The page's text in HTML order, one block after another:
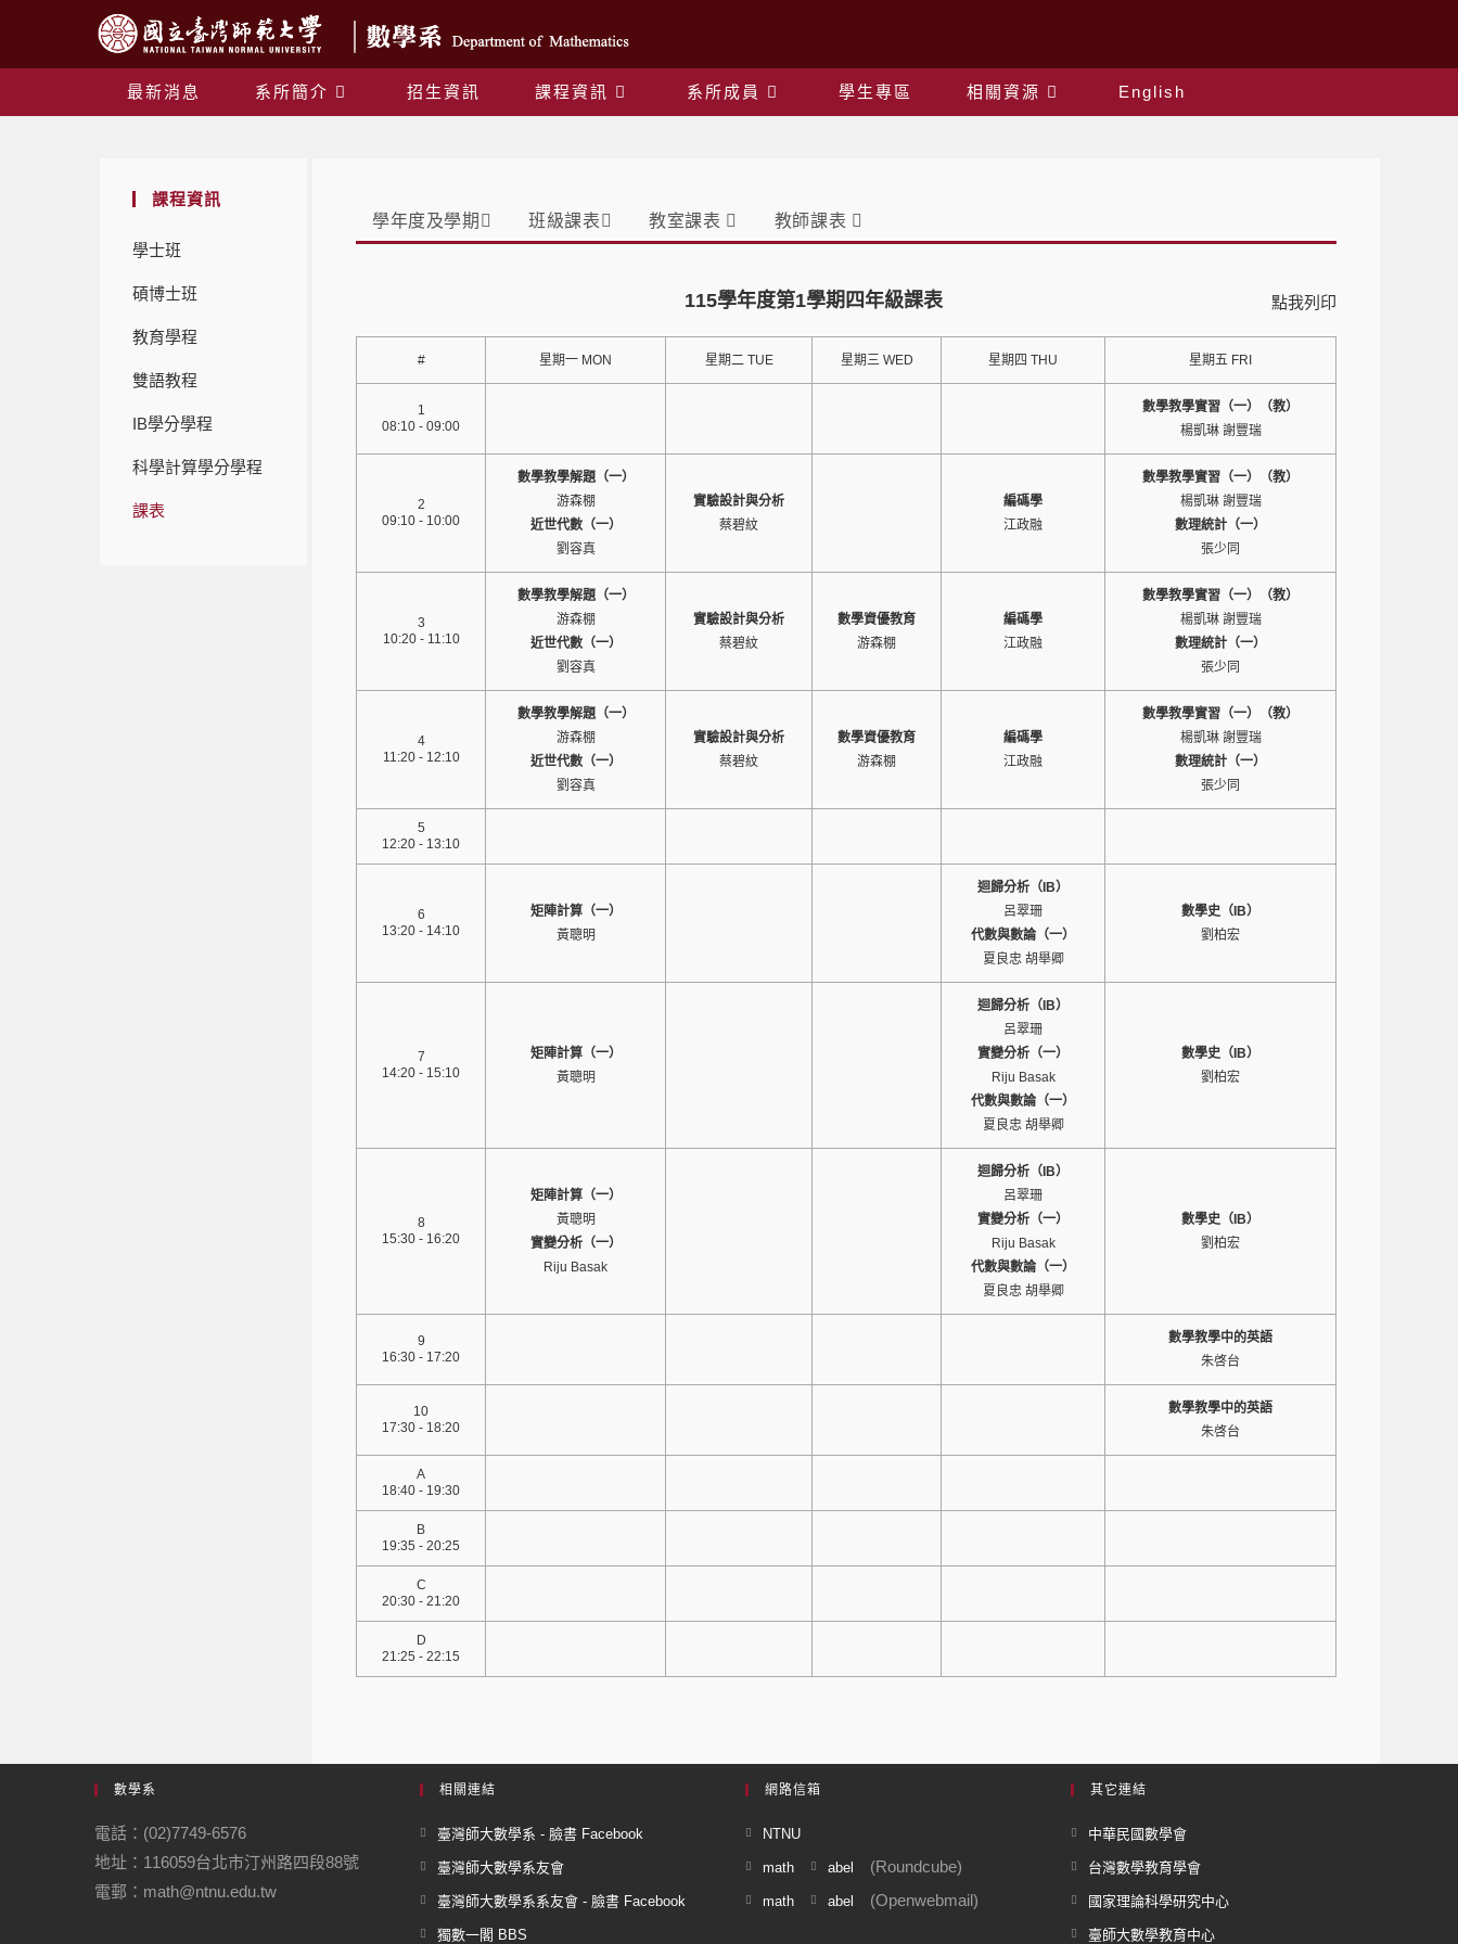
最新消息 系所簡介 招生資訊 課程資訊 系所成員 學生專區 相關資源
English
課程資訊
學士班
碩博士班
教育學程
雙語教程
IB學分學程
科學計算學分學程
課表
學年度及學期 班級課表 教室課表 教師課表
點我列印
115學年度第1學期四年級課表
# 星期一 MON 星期二 TUE 星期三 WED 星期四 THU 星期五 FRI
1
08:10 - 09:00
數學教學實習（一）（教）
楊凱琳 謝豐瑞
2
09:10 - 10:00
數學教學解題（一）
游森棚
近世代數（一）
劉容真
實驗設計與分析
蔡碧紋
編碼學
江政融
數學教學實習（一）（教）
楊凱琳 謝豐瑞
數理統計（一）
張少同
3
10:20 - 11:10
數學教學解題（一）
游森棚
近世代數（一）
劉容真
實驗設計與分析
蔡碧紋
數學資優教育
游森棚
編碼學
江政融
數學教學實習（一）（教）
楊凱琳 謝豐瑞
數理統計（一）
張少同
4
11:20 - 12:10
數學教學解題（一）
游森棚
近世代數（一）
劉容真
實驗設計與分析
蔡碧紋
數學資優教育
游森棚
編碼學
江政融
數學教學實習（一）（教）
楊凱琳 謝豐瑞
數理統計（一）
張少同
5
12:20 - 13:10
6
13:20 - 14:10
矩陣計算（一）
黃聰明
迴歸分析（IB）
呂翠珊
代數與數論（一）
夏良忠 胡舉卿
數學史（IB）
劉柏宏
7
14:20 - 15:10
矩陣計算（一）
黃聰明
迴歸分析（IB）
呂翠珊
實變分析（一）
Riju Basak
代數與數論（一）
夏良忠 胡舉卿
數學史（IB）
劉柏宏
8
15:30 - 16:20
矩陣計算（一）
黃聰明
實變分析（一）
Riju Basak
迴歸分析（IB）
呂翠珊
實變分析（一）
Riju Basak
代數與數論（一）
夏良忠 胡舉卿
數學史（IB）
劉柏宏
9
16:30 - 17:20
數學教學中的英語
朱啓台
10
17:30 - 18:20
數學教學中的英語
朱啓台
A
18:40 - 19:30
B
19:35 - 20:25
C
20:30 - 21:20
D
21:25 - 22:15
數學系
電話：(02)7749-6576
地址：116059台北市汀州路四段88號
電郵：math@ntnu.edu.tw
相關連結
臺灣師大數學系 - 臉書 Facebook
臺灣師大數學系友會
臺灣師大數學系系友會 - 臉書 Facebook
獨數一閣 BBS
網路信箱
NTNU
math abel (Roundcube)
math abel (Openwebmail)
其它連結
中華民國數學會
台灣數學教育學會
國家理論科學研究中心
臺師大數學教育中心